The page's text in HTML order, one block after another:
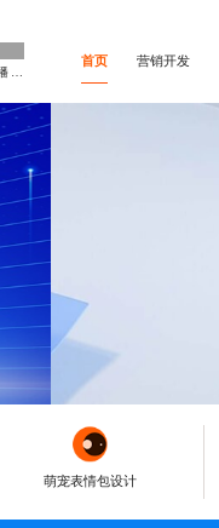
首页 营销开发
萌宠表情包设计